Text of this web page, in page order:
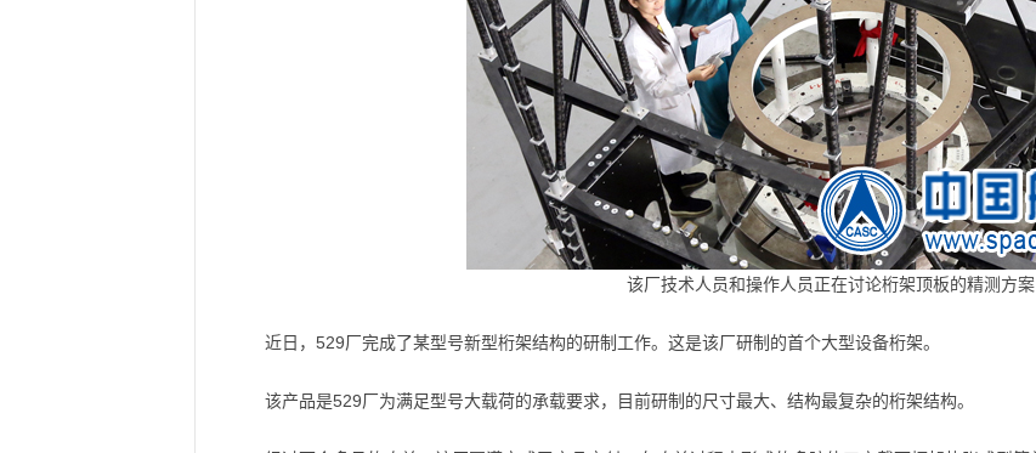
该厂技术人员和操作人员正在讨论桁架顶板的精测方案
近日，529厂完成了某型号新型桁架结构的研制工作。这是该厂研制的首个大型设备桁架。
该产品是529厂为满足型号大载荷的承载要求，目前研制的尺寸最大、结构最复杂的桁架结构。